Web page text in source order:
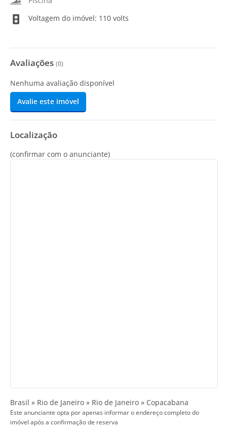
Voltagem do imóvel: 110 volts
Avaliações (0)
Nenhuma avaliação disponível
Avalie este imóvel
Localização
(confirmar com o anunciante)
Brasil » Rio de Janeiro » Rio de Janeiro » Copacabana
Este anunciante opta por apenas informar o endereço completo do
imóvel após a confirmação de reserva